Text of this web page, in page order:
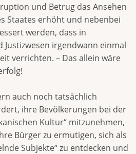
und Betrug das Ansehen
Staates erhöht und nebenbei
werden, dass in
Justizwesen irgendwann einmal
verrichten. – Das allein wäre
auch noch tatsächlich
ihre Bevölkerungen bei der
Kultur“ mitzunehmen,
Bürger zu ermutigen, sich als
Subjekte“ zu entdecken und